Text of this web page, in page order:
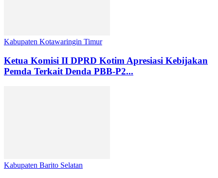
Kabupaten Kotawaringin Timur
Ketua Komisi II DPRD Kotim Apresiasi Kebijakan
Pemda Terkait Denda PBB-P2...
Kabupaten Barito Selatan